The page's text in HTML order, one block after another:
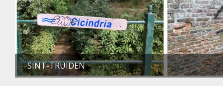
SINT-TRUIDEN